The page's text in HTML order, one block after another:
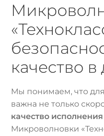
качество в
Мы понимаем, что
важна не только
качество
Микроволновки